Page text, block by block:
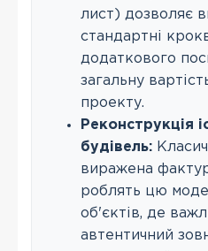
лист) дозволяє
стандартні
додаткового
загальну
проекту.
Реконструкція
будівель:
виражена
роблять цю
об'єктів, де
автентичний